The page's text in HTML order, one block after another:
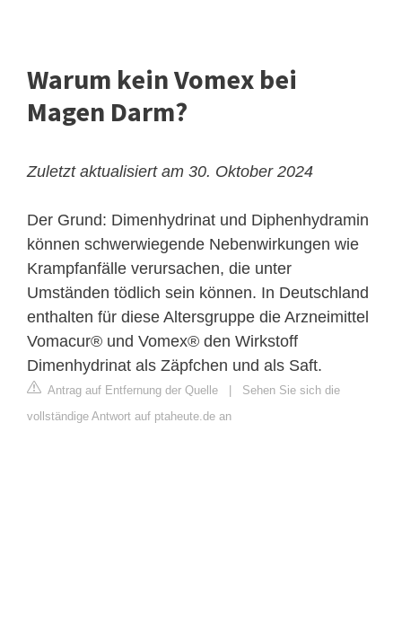
Warum kein Vomex bei
Magen Darm?
Zuletzt aktualisiert am 30. Oktober 2024
Der Grund: Dimenhydrinat und Diphenhydramin
können schwerwiegende Nebenwirkungen wie
Krampfanfälle verursachen, die unter
Umständen tödlich sein können. In Deutschland
enthalten für diese Altersgruppe die Arzneimittel
Vomacur® und Vomex® den Wirkstoff
Dimenhydrinat als Zäpfchen und als Saft.
Antrag auf Entfernung der Quelle
Sehen Sie sich die
vollständige Antwort auf ptaheute.de an